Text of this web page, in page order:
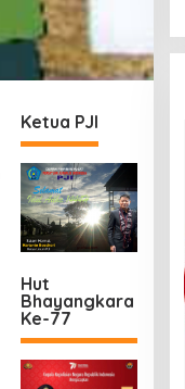
Ketua PJI
Hut
Bhayangkara
Ke-77